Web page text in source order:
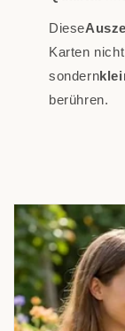
Diese
Karten
sondern
berühren.